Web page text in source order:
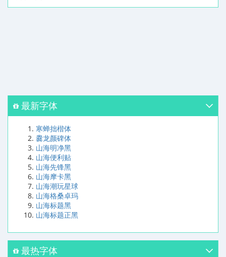
最新字体
寒蝉拙楷体
爨龙颜碑体
山海明净黑
山海便利贴
山海先锋黑
山海摩卡黑
山海潮玩星球
山海格桑卓玛
山海标题黑
山海标题正黑
最热字体